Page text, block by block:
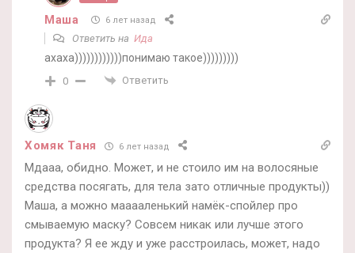
Маша 6 лет назад
Ответить на Ида
ахаха))))))))))))понимаю такое)))))))))
0 Ответить
Хомяк Таня 6 лет назад
Мдааа, обидно. Может, и не стоило им на волосяные
средства посягать, для тела зато отличные продукты))
Маша, а можно мааааленький намёк-спойлер про
смываемую маску? Совсем никак или лучше этого
продукта? Я ее жду и уже расстроилась, может, надо